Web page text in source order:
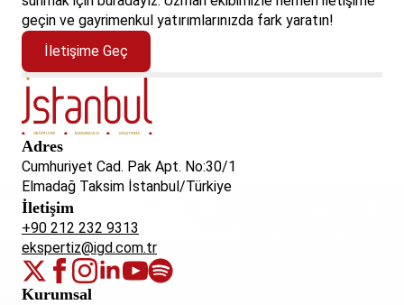
geçin ve gayrimenkul yatırımlarınızda fark yaratın!
İletişime Geç
Adres
Cumhuriyet Cad. Pak Apt. No:30/1
Elmadağ Taksim İstanbul/Türkiye
İletişim
+90 212 232 9313
ekspertiz@igd.com.tr
Kurumsal